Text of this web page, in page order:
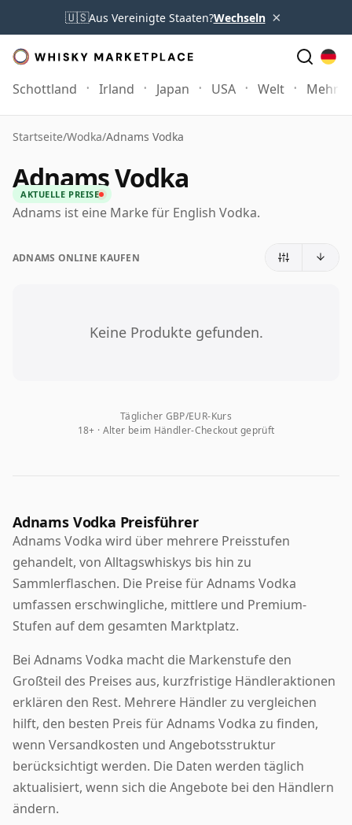
🇺🇸Aus Vereinigte Staaten?Wechseln ×
Schottland Irland Japan USA Welt Mehr
Startseite/Wodka/Adnams Vodka
Adnams Vodka
AKTUELLE PREISE
Adnams ist eine Marke für English Vodka.
ADNAMS ONLINE KAUFEN
Keine Produkte gefunden.
Täglicher GBP/EUR-Kurs
18+ · Alter beim Händler-Checkout geprüft
Adnams Vodka Preisführer
Adnams Vodka wird über mehrere Preisstufen
gehandelt, von Alltagswhiskys bis hin zu
Sammlerflaschen. Die Preise für Adnams Vodka
umfassen erschwingliche, mittlere und Premium-
Stufen auf dem gesamten Marktplatz.
Bei Adnams Vodka macht die Markenstufe den
Großteil des Preises aus, kurzfristige Händleraktionen
erklären den Rest. Mehrere Händler zu vergleichen
hilft, den besten Preis für Adnams Vodka zu finden,
wenn Versandkosten und Angebotsstruktur
berücksichtigt werden. Die Daten werden täglich
aktualisiert, wenn sich die Angebote bei den Händlern
ändern.